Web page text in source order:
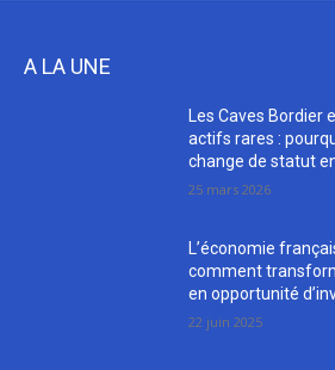
A LA UNE
Les Caves Bordier
actifs rares :
change de statut
25 mars 2026
L’économie
comment
en opportunité
22 juin 2025